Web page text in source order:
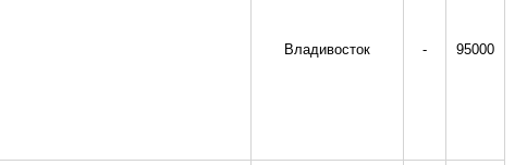
Владивосток - 95000